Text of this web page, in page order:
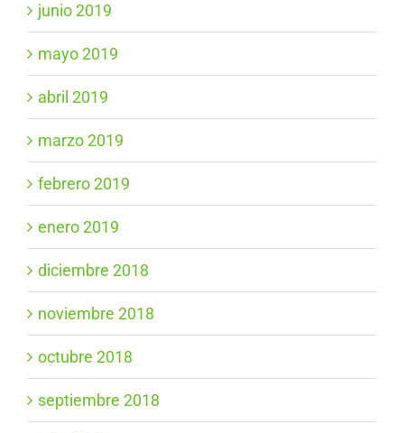
junio 2019
mayo 2019
abril 2019
marzo 2019
febrero 2019
enero 2019
diciembre 2018
noviembre 2018
octubre 2018
septiembre 2018